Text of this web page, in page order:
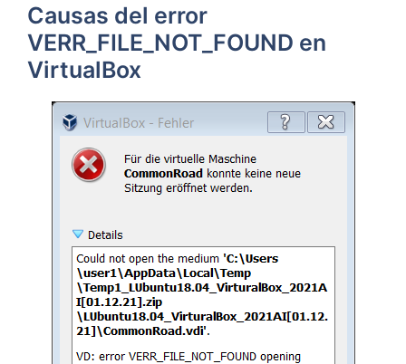
Causas del error
VERR_FILE_NOT_FOUND en
VirtualBox